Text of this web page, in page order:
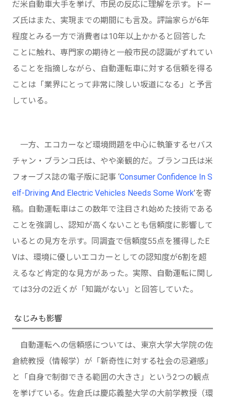
だ米自動車大手を挙げ、市民の反応に理解を示す。ドー
ズ氏はまた、実現までの期間にも言及。評論家らが6年
程度とみる一方で消費者は10年以上かかると回答した
ことに触れ、専門家の期待と一般市民の認識がずれてい
ることを指摘しながら、自動運転車に対する信頼を得る
ことは「業界にとって非常に険しい坂道になる」と予言
している。
一方、エコカーなど環境問題を中心に執筆するセバス
チャン・ブランコ氏は、やや楽観的だ。ブランコ氏は米
フォーブス誌の電子版に記事 ‘Consumer Confidence In S
elf-Driving And Electric Vehicles Needs Some Work’を寄
稿。自動運転車はこの数年で注目され始めた技術である
ことを強調し、認知が高くないことも信頼度に影響して
いるとの見方を示す。同調査で信頼度55点を獲得したE
Vは、環境に優しいエコカーとしての認知度が6割を超
えるなど肯定的な見方があった。実際、自動運転に関し
ては3分の2近くが「知識がない」と回答していた。
なじみも影響
自動運転への信頼感については、東京大学大学院の佐
倉統教授（情報学）が「新奇性に対する社会の忌避感」
と「自身で制御できる範囲の大きさ」という2つの観点
を挙げている。佐倉氏は慶応義塾大学の大前学教授（環